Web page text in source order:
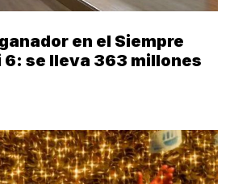
en el Siempre
6: se lleva 363 millones